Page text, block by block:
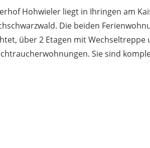
Hohwieler liegt in Ihringen am
Die beiden
über 2 Etagen mit Wechseltreppe
Sie sind